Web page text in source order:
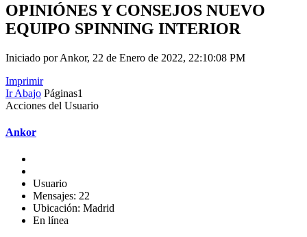
OPINIÓNES Y CONSEJOS NUEVO
EQUIPO SPINNING INTERIOR
Iniciado por Ankor, 22 de Enero de 2022, 22:10:08 PM
Imprimir
Ir Abajo Páginas1
Acciones del Usuario
Ankor
Usuario
Mensajes: 22
Ubicación: Madrid
En línea